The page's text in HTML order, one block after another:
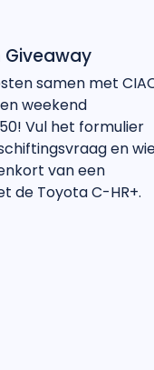
Giveaway
samen met
weekend
Vul het formulier
en
van een
de Toyota C-HR+.